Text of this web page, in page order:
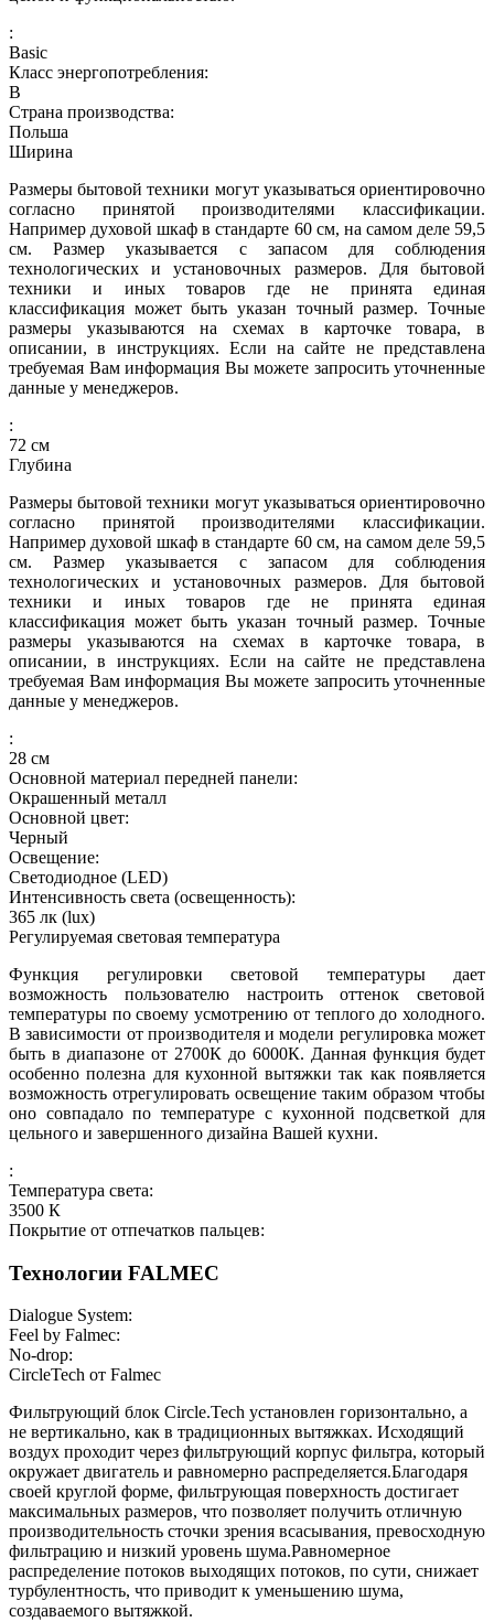
:
Basic
Класс энергопотребления:
B
Страна производства:
Польша
Ширина
Размеры бытовой техники могут указываться ориентировочно
согласно принятой производителями классификации.
Например духовой шкаф в стандарте 60 см, на самом деле 59,5
см. Размер указывается с запасом для соблюдения
технологических и установочных размеров. Для бытовой
техники и иных товаров где не принята единая
классификация может быть указан точный размер. Точные
размеры указываются на схемах в карточке товара, в
описании, в инструкциях. Если на сайте не представлена
требуемая Вам информация Вы можете запросить уточненные
данные у менеджеров.
:
72 см
Глубина
Размеры бытовой техники могут указываться ориентировочно
согласно принятой производителями классификации.
Например духовой шкаф в стандарте 60 см, на самом деле 59,5
см. Размер указывается с запасом для соблюдения
технологических и установочных размеров. Для бытовой
техники и иных товаров где не принята единая
классификация может быть указан точный размер. Точные
размеры указываются на схемах в карточке товара, в
описании, в инструкциях. Если на сайте не представлена
требуемая Вам информация Вы можете запросить уточненные
данные у менеджеров.
:
28 см
Основной материал передней панели:
Окрашенный металл
Основной цвет:
Черный
Освещение:
Светодиодное (LED)
Интенсивность света (освещенность):
365 лк (lux)
Регулируемая световая температура
Функция регулировки световой температуры дает
возможность пользователю настроить оттенок световой
температуры по своему усмотрению от теплого до холодного.
В зависимости от производителя и модели регулировка может
быть в диапазоне от 2700К до 6000К. Данная функция будет
особенно полезна для кухонной вытяжки так как появляется
возможность отрегулировать освещение таким образом чтобы
оно совпадало по температуре с кухонной подсветкой для
цельного и завершенного дизайна Вашей кухни.
:
Температура света:
3500 К
Покрытие от отпечатков пальцев:
Технологии FALMEC
Dialogue System:
Feel by Falmec:
No-drop:
СircleTech от Falmec
Фильтрующий блок Circle.Tech установлен горизонтально, а
не вертикально, как в традиционных вытяжках. Исходящий
воздух проходит через фильтрующий корпус фильтра, который
окружает двигатель и равномерно распределяется.Благодаря
своей круглой форме, фильтрующая поверхность достигает
максимальных размеров, что позволяет получить отличную
производительность сточки зрения всасывания, превосходную
фильтрацию и низкий уровень шума.Равномерное
распределение потоков выходящих потоков, по сути, снижает
турбулентность, что приводит к уменьшению шума,
создаваемого вытяжкой.